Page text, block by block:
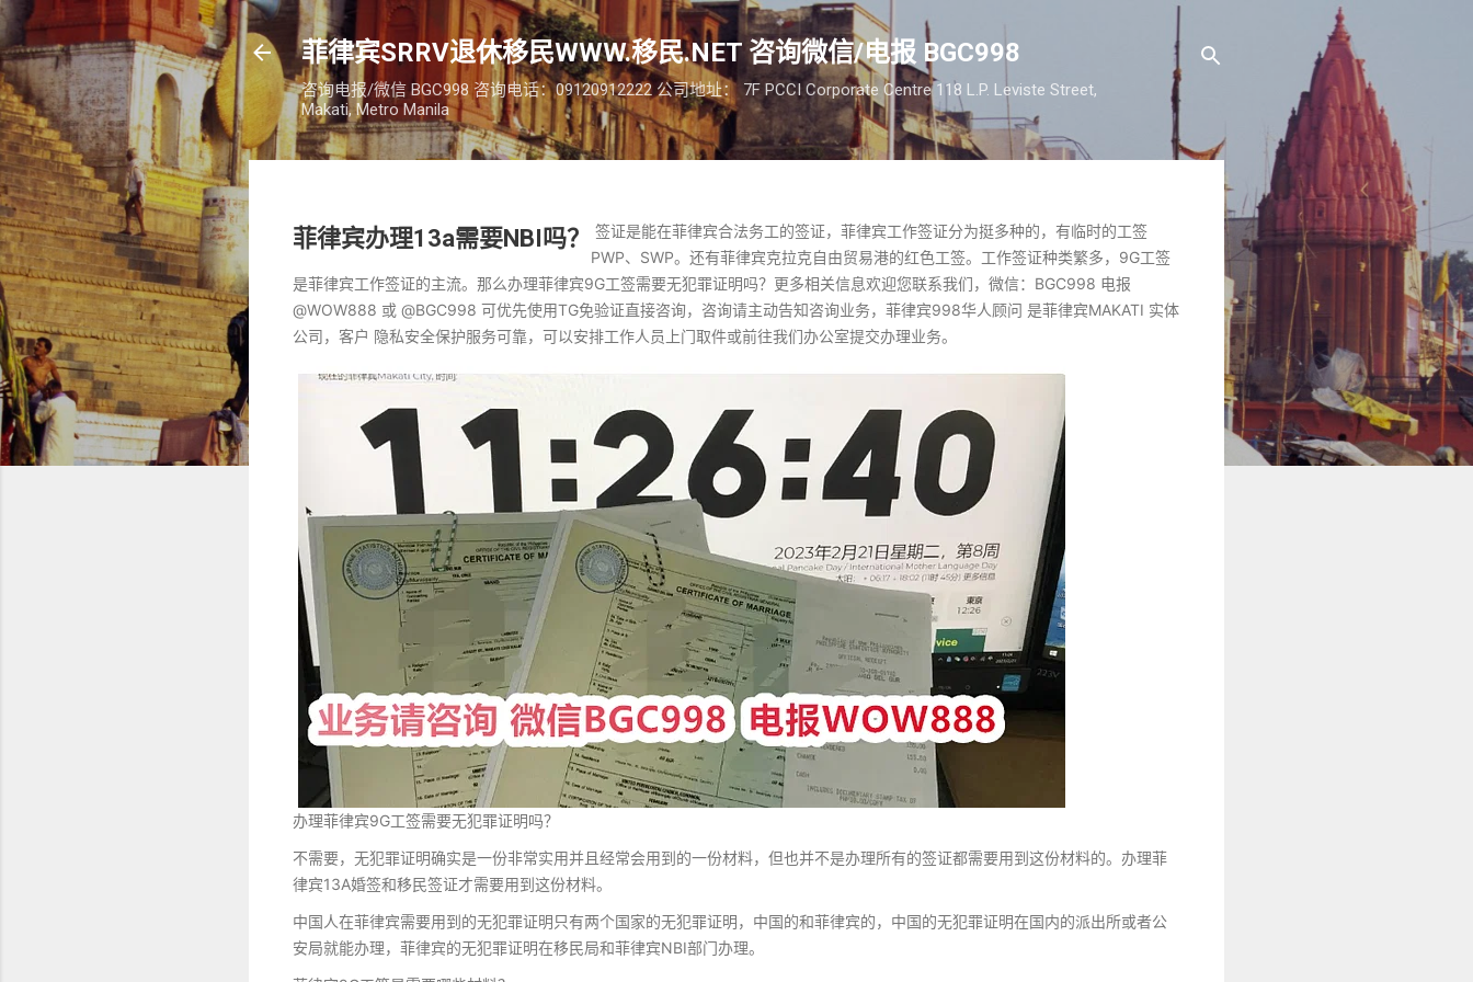
跳至主要内容
菲律宾SRRV退休移民WWW.移民.NET 咨询微信/电报 BGC998
咨询电报/微信 BGC998 咨询电话：09120912222 公司地址： 7F PCCI Corporate Centre 118 L.P. Leviste Street,
Makati, Metro Manila
菲律宾办理13a需要NBI吗？
签证是能在菲律宾合法务工的签证，菲律宾工作签证分为挺多种的，有临时的工签
PWP、SWP。还有菲律宾克拉克自由贸易港的红色工签。工作签证种类繁多，9G工签
是菲律宾工作签证的主流。那么办理菲律宾9G工签需要无犯罪证明吗？更多相关信息欢迎您联系我们，微信：BGC998 电报
@WOW888 或 @BGC998 可优先使用TG免验证直接咨询，咨询请主动告知咨询业务，菲律宾998华人顾问 是菲律宾MAKATI 实体
公司，客户 隐私安全保护服务可靠，可以安排工作人员上门取件或前往我们办公室提交办理业务。
办理菲律宾9G工签需要无犯罪证明吗？
不需要，无犯罪证明确实是一份非常实用并且经常会用到的一份材料，但也并不是办理所有的签证都需要用到这份材料的。办理菲
律宾13A婚签和移民签证才需要用到这份材料。
中国人在菲律宾需要用到的无犯罪证明只有两个国家的无犯罪证明，中国的和菲律宾的，中国的无犯罪证明在国内的派出所或者公
安局就能办理，菲律宾的无犯罪证明在移民局和菲律宾NBI部门办理。